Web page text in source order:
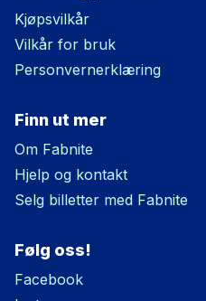
Kjøpsvilkår
Vilkår for bruk
Personvernerklæring
Finn ut mer
Om Fabnite
Hjelp og kontakt
Selg billetter med Fabnite
Følg oss!
Facebook